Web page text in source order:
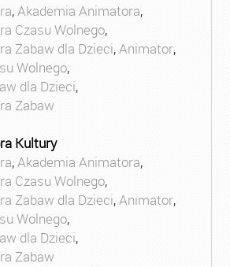
,Akademia Animatora,
Czasu Wolnego,
Zabaw dla Dzieci,Animator,
Wolnego,
dla Dzieci,
Zabaw
Kultury
,Akademia Animatora,
Czasu Wolnego,
Zabaw dla Dzieci,Animator,
Wolnego,
dla Dzieci,
Zabaw